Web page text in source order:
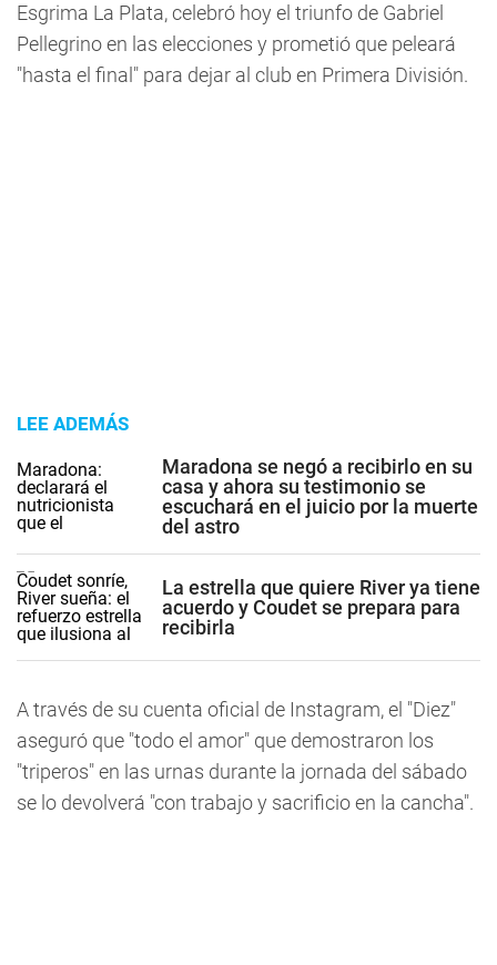
Esgrima La Plata, celebró hoy el triunfo de Gabriel
Pellegrino en las elecciones y prometió que peleará
"hasta el final" para dejar al club en Primera División.
LEE ADEMÁS
Maradona se negó a recibirlo en su
casa y ahora su testimonio se
escuchará en el juicio por la muerte
del astro
La estrella que quiere River ya tiene
acuerdo y Coudet se prepara para
recibirla
A través de su cuenta oficial de Instagram, el "Diez"
aseguró que "todo el amor" que demostraron los
"triperos" en las urnas durante la jornada del sábado
se lo devolverá "con trabajo y sacrificio en la cancha".